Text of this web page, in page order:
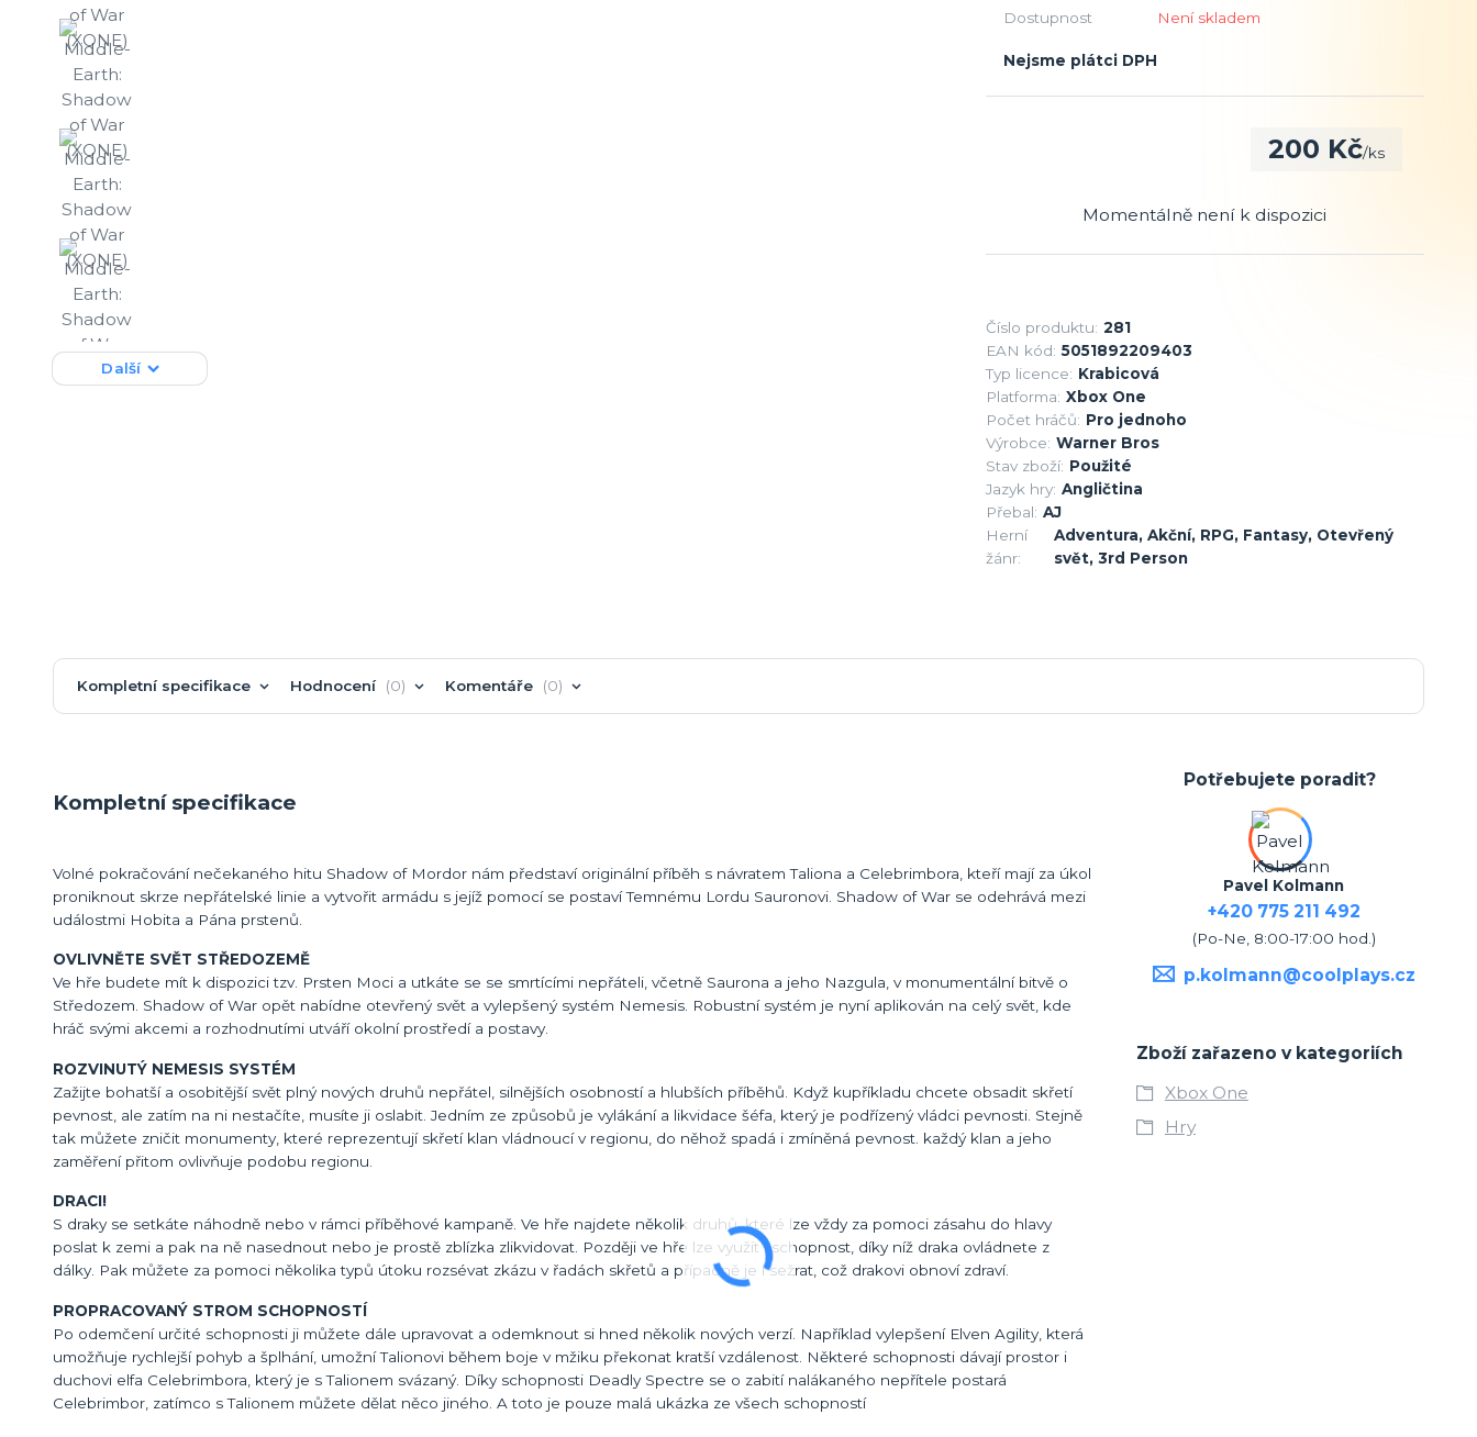
Další
Dostupnost Není skladem
Nejsme plátci DPH
200 Kč/ks
Momentálně není k dispozici
Číslo produktu: 281
EAN kód: 5051892209403
Typ licence: Krabicová
Platforma: Xbox One
Počet hráčů: Pro jednoho
Výrobce: Warner Bros
Stav zboží: Použité
Jazyk hry: Angličtina
Přebal: AJ
Herní
žánr:
Adventura, Akční, RPG, Fantasy, Otevřený
svět, 3rd Person
Kompletní specifikace Hodnocení 0 Komentáře 0
Kompletní specifikace
Volné pokračování nečekaného hitu Shadow of Mordor nám představí originální příběh s návratem Taliona a Celebrimbora, kteří mají za úkol
proniknout skrze nepřátelské linie a vytvořit armádu s jejíž pomocí se postaví Temnému Lordu Sauronovi. Shadow of War se odehrává mezi
událostmi Hobita a Pána prstenů.
OVLIVNĚTE SVĚT STŘEDOZEMĚ
Ve hře budete mít k dispozici tzv. Prsten Moci a utkáte se se smrtícími nepřáteli, včetně Saurona a jeho Nazgula, v monumentální bitvě o
Středozem. Shadow of War opět nabídne otevřený svět a vylepšený systém Nemesis. Robustní systém je nyní aplikován na celý svět, kde
hráč svými akcemi a rozhodnutími utváří okolní prostředí a postavy.
ROZVINUTÝ NEMESIS SYSTÉM
Zažijte bohatší a osobitější svět plný nových druhů nepřátel, silnějších osobností a hlubších příběhů. Když kupříkladu chcete obsadit skřetí
pevnost, ale zatím na ni nestačíte, musíte ji oslabit. Jedním ze způsobů je vylákání a likvidace šéfa, který je podřízený vládci pevnosti. Stejně
tak můžete zničit monumenty, které reprezentují skřetí klan vládnoucí v regionu, do něhož spadá i zmíněná pevnost. každý klan a jeho
zaměření přitom ovlivňuje podobu regionu.
DRACI!
S draky se setkáte náhodně nebo v rámci příběhové kampaně. Ve hře najdete několik druhů, které lze vždy za pomoci zásahu do hlavy
poslat k zemi a pak na ně nasednout nebo je prostě zblízka zlikvidovat. Později ve hře lze využít i schopnost, díky níž draka ovládnete z
dálky. Pak můžete za pomoci několika typů útoku rozsévat zkázu v řadách skřetů a případně je i sežrat, což drakovi obnoví zdraví.
PROPRACOVANÝ STROM SCHOPNOSTÍ
Po odemčení určité schopnosti ji můžete dále upravovat a odemknout si hned několik nových verzí. Například vylepšení Elven Agility, která
umožňuje rychlejší pohyb a šplhání, umožní Talionovi během boje v mžiku překonat kratší vzdálenost. Některé schopnosti dávají prostor i
duchovi elfa Celebrimbora, který je s Talionem svázaný. Díky schopnosti Deadly Spectre se o zabití nalákaného nepřítele postará
Celebrimbor, zatímco s Talionem můžete dělat něco jiného. A toto je pouze malá ukázka ze všech schopností
Potřebujete poradit?
Pavel Kolmann
+420 775 211 492
(Po-Ne, 8:00-17:00 hod.)
p.kolmann@coolplays.cz
Zboží zařazeno v kategoriích
Xbox One
Hry